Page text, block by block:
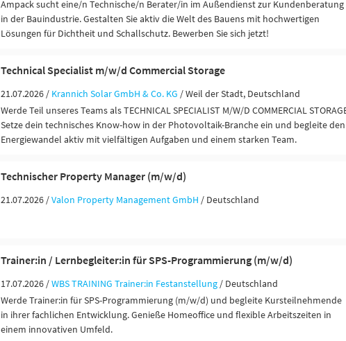
Ampack sucht eine/n Technische/n Berater/in im Außendienst zur Kundenberatung
in der Bauindustrie. Gestalten Sie aktiv die Welt des Bauens mit hochwertigen
Lösungen für Dichtheit und Schallschutz. Bewerben Sie sich jetzt!
Technical Specialist m/w/d Commercial Storage
21.07.2026 / Krannich Solar GmbH & Co. KG / Weil der Stadt, Deutschland
Werde Teil unseres Teams als TECHNICAL SPECIALIST M/W/D COMMERCIAL
Setze dein technisches Know-how in der Photovoltaik-Branche ein und begleite den
Energiewandel aktiv mit vielfältigen Aufgaben und einem starken Team.
Technischer Property Manager (m/w/d)
21.07.2026 /Valon Property Management GmbH / Deutschland
Trainer:in / Lernbegleiter:in für SPS-Programmierung (m/w/d)
17.07.2026 /WBS TRAINING Trainer:in Festanstellung / Deutschland
Werde Trainer:in für SPS-Programmierung (m/w/d) und begleite Kursteilnehmende
in ihrer fachlichen Entwicklung. Genieße Homeoffice und flexible Arbeitszeiten in
einem innovativen Umfeld.